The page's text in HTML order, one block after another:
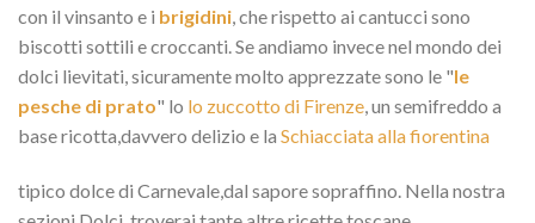
con il vinsanto e i brigidini, che rispetto ai cantucci sono
biscotti sottili e croccanti. Se andiamo invece nel mondo dei
dolci lievitati, sicuramente molto apprezzate sono le "le
pesche di prato" lo lo zuccotto di Firenze, un semifreddo a
base ricotta,davvero delizio e la Schiacciata alla fiorentina
tipico dolce di Carnevale,dal sapore sopraffino. Nella nostra